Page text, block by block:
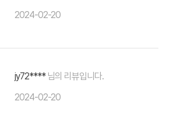
2024-02-20
jy72****님의 리뷰입니다.
2024-02-20